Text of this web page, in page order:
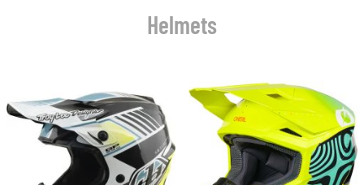
Helmets